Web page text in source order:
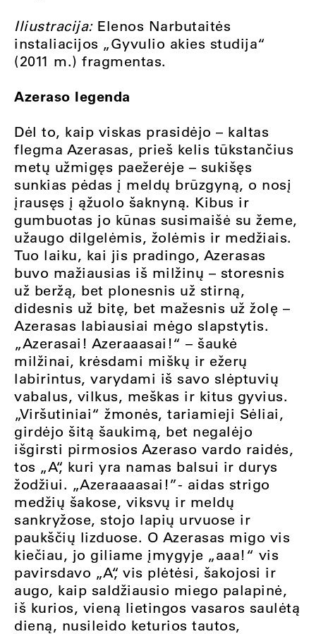
Iliustracija: Elenos Narbutaitės
instaliacijos „Gyvulio akies studija“
(2011 m.) fragmentas.
Azeraso legenda
Dėl to, kaip viskas prasidėjo – kaltas
flegma Azerasas, prieš kelis tūkstančius
metų užmigęs paežerėje – sukišęs
sunkias pėdas į meldų brūzgyną, o nosį
įrausęs į ąžuolo šaknyną. Kibus ir
gumbuotas jo kūnas susimaišė su žeme,
užaugo dilgelėmis, žolėmis ir medžiais.
Tuo laiku, kai jis pradingo, Azerasas
buvo mažiausias iš milžinų – storesnis
už beržą, bet plonesnis už stirną,
didesnis už bitę, bet mažesnis už žolę –
Azerasas labiausiai mėgo slapstytis.
„Azerasai! Azeraaasai!“ – šaukė
milžinai, krėsdami miškų ir ežerų
labirintus, varydami iš savo slėptuvių
vabalus, vilkus, meškas ir kitus gyvius.
„Viršutiniai“ žmonės, tariamieji Sėliai,
girdėjo šitą šaukimą, bet negalėjo
išgirsti pirmosios Azeraso vardo raidės,
tos „A“, kuri yra namas balsui ir durys
žodžiui. „Azeraaaasai!”- aidas strigo
medžių šakose, viksvų ir meldų
sankryžose, stojo lapių urvuose ir
paukščių lizduose. O Azerasas migo vis
kiečiau, jo giliame įmygyje „aaa!“ vis
pavirsdavo „A“, vis plėtėsi, šakojosi ir
augo, kaip saldžiausio miego palapinė,
iš kurios, vieną lietingos vasaros saulėtą
dieną, nusileido keturios tautos,